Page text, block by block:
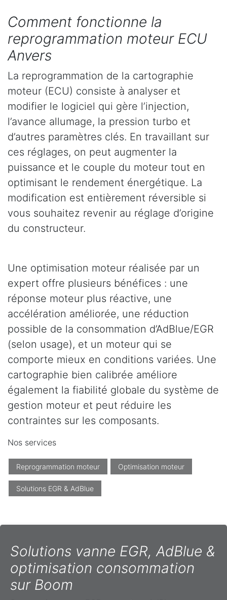
Comment fonctionne la
reprogrammation moteur ECU
Anvers
La reprogrammation de la cartographie
moteur (ECU) consiste à analyser et
modifier le logiciel qui gère l’injection,
l’avance allumage, la pression turbo et
d’autres paramètres clés. En travaillant sur
ces réglages, on peut augmenter la
puissance et le couple du moteur tout en
optimisant le rendement énergétique. La
modification est entièrement réversible si
vous souhaitez revenir au réglage d’origine
du constructeur.
Une optimisation moteur réalisée par un
expert offre plusieurs bénéfices : une
réponse moteur plus réactive, une
accélération améliorée, une réduction
possible de la consommation d’AdBlue/EGR
(selon usage), et un moteur qui se
comporte mieux en conditions variées. Une
cartographie bien calibrée améliore
également la fiabilité globale du système de
gestion moteur et peut réduire les
contraintes sur les composants.
Nos services
Reprogrammation moteur Optimisation moteur
Solutions EGR & AdBlue
Solutions vanne EGR, AdBlue &
optimisation consommation
sur Boom